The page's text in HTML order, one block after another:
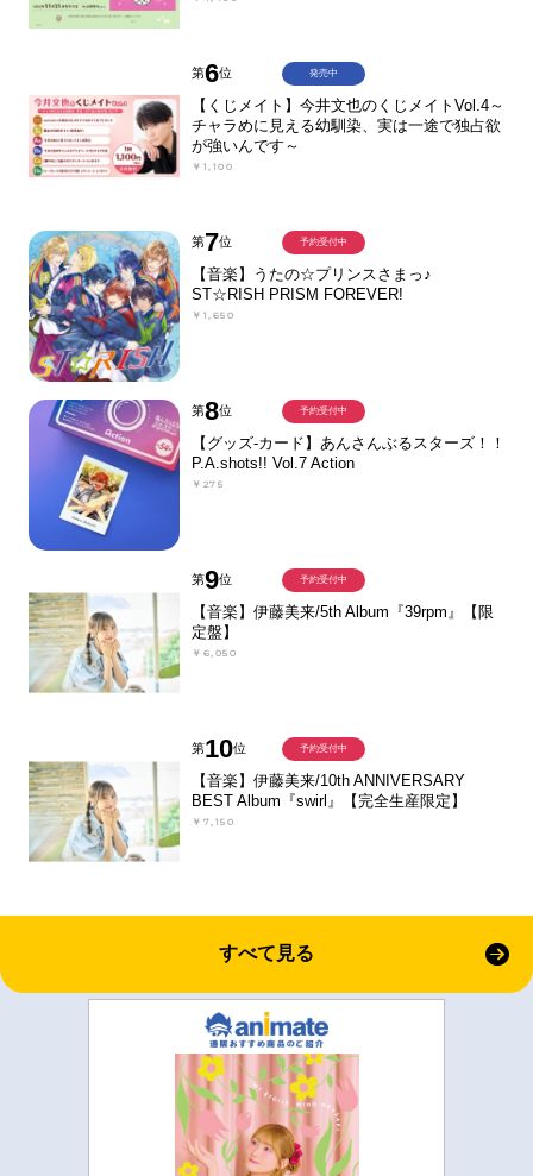
第6位
【くじメイト】今井文也のくじメイトVol.4～
チャラめに見える幼馴染、実は一途で独占欲
が強いんです～
￥1,100
発売中
第7位
【音楽】うたの☆プリンスさまっ♪
ST☆RISH PRISM FOREVER!
￥1,650
予約受付中
第8位
【グッズ-カード】あんさんぶるスターズ！！
P.A.shots!! Vol.7 Action
￥275
予約受付中
第9位
【音楽】伊藤美来/5th Album『39rpm』【限
定盤】
￥6,050
予約受付中
第10位
【音楽】伊藤美来/10th ANNIVERSARY
BEST Album『swirl』【完全生産限定】
￥7,150
予約受付中
すべて見る